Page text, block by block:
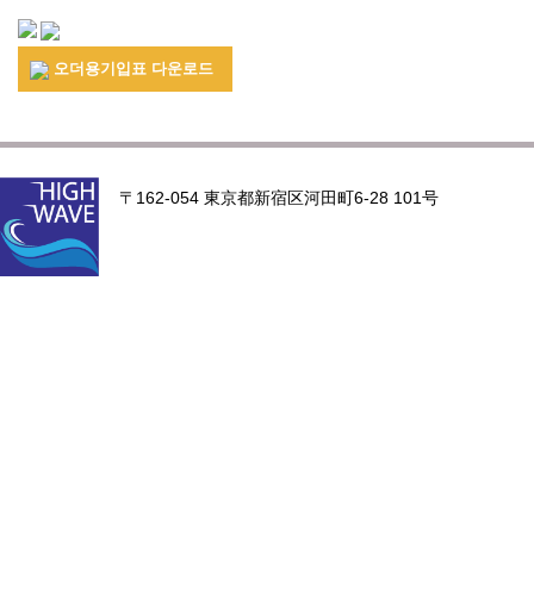
오더용기입표 다운로드
〒162-054 東京都新宿区河田町6-28 101号